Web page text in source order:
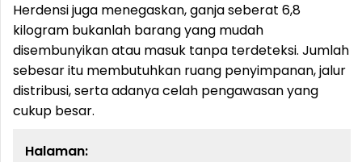
Herdensi juga menegaskan, ganja seberat 6,8
kilogram bukanlah barang yang mudah
disembunyikan atau masuk tanpa terdeteksi. Jumlah
sebesar itu membutuhkan ruang penyimpanan, jalur
distribusi, serta adanya celah pengawasan yang
cukup besar.
Halaman: